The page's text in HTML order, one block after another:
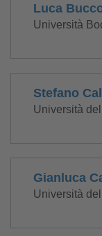
Luca
Università
Stefano
Università
Gianluca
Università